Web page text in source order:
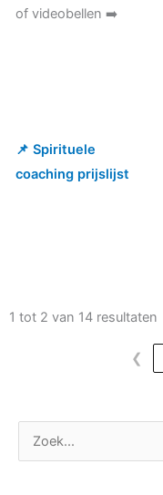
📌 Spirituele
coaching prijslijst
of videobellen ➡️
📌 Spirituele
coaching prijslijst
1 tot 2 van 14 resultaten
❮
a